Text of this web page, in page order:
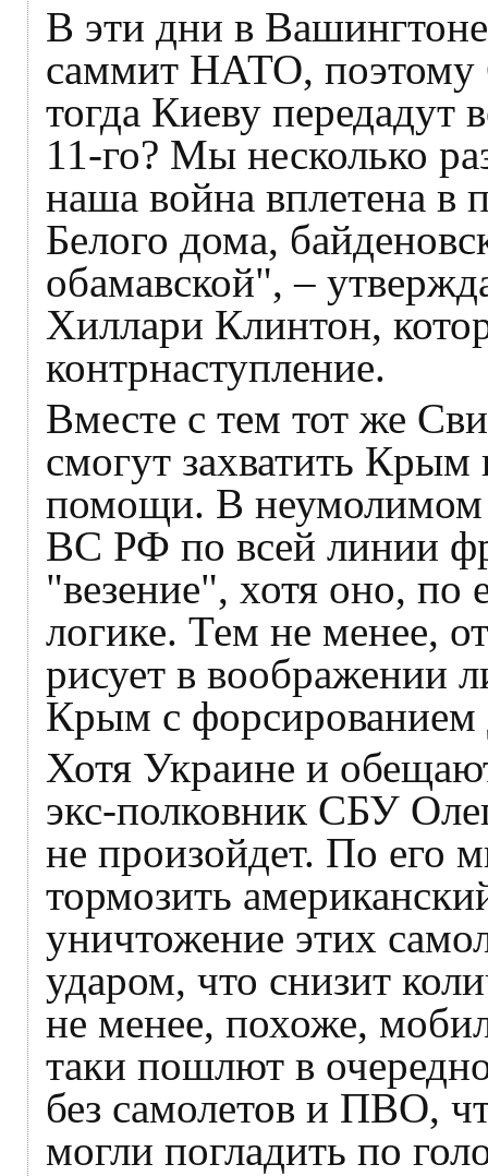
В эти дни в
саммит НАТО, поэтому
тогда Киеву
11-го? Мы несколько
наша война вплетена
Белого дома,
обамавской", –
Хиллари Клинтон,
контрнаступление.
Вместе с тем тот же
смогут захватить
помощи. В неумолимом
ВС РФ по всей линии
"везение", хотя оно, по
логике. Тем не менее,
рисует в воображении
Крым с форсированием
Хотя Украине и
экс-полковник СБУ
не произойдет. По его
тормозить
уничтожение этих
ударом, что снизит
не менее, похоже,
таки пошлют в
без самолетов и ПВО,
могли погладить по